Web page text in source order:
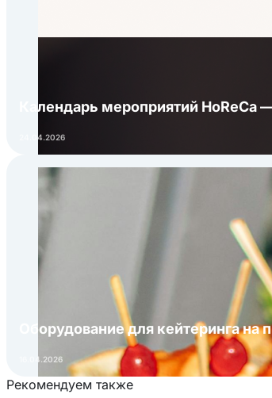
Календарь мероприятий
24.04.2026
Оборудование для кейтеринга
16.04.2026
Рекомендуем также